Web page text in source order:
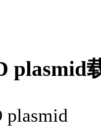
plasmid
plasmid